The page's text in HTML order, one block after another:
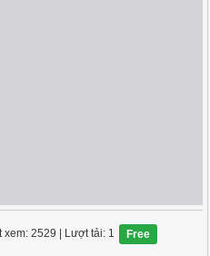
2529 | Lượt tải: 1 Free